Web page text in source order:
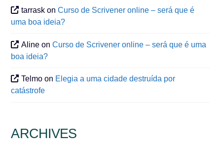
tarrask onCurso de Scrivener online – será que é
uma boa ideia?
Aline onCurso de Scrivener online – será que é uma
boa ideia?
Telmo on Elegia a uma cidade destruída por
catástrofe
ARCHIVES